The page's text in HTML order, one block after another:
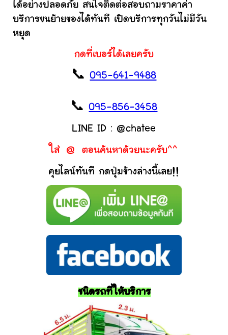
ได้อย่างปลอดภัย สนใจติดต่อสอบถามราคาค่า
บริการขนย้ายของได้ทันที เปิดบริการทุกวันไม่มีวัน
หยุด
กดที่เบอร์ได้เลยครับ
📞095-641-9488
📞095-856-3458
LINE ID : @chatee
ใส่ @ ตอนค้นหาด้วยนะครับ^^
คุยไลน์ทันที กดปุ่มข้างล่างนี้เลย!!
ชนิดรถที่ให้บริการ